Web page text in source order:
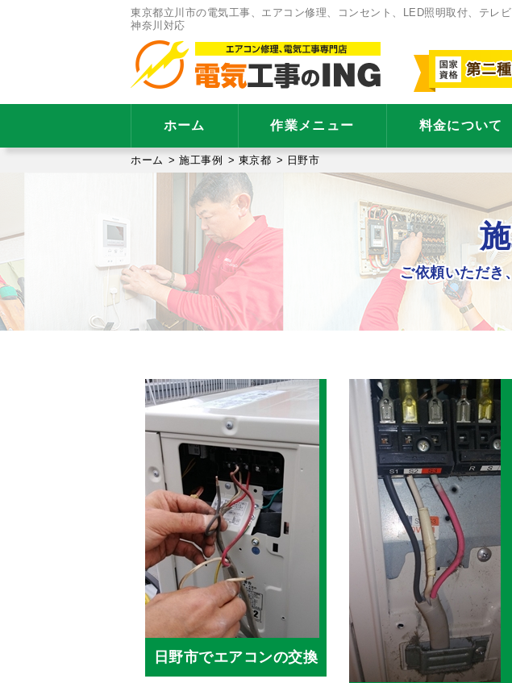
東京都立川市の電気工事、エアコン修理、コンセント、LED照明取付、テレ
神奈川対応
ホーム 作業メニュー 料金について
ホーム > 施工事例 > 東京都 > 日野市
ご依頼いただき
日野市でエアコンの交換